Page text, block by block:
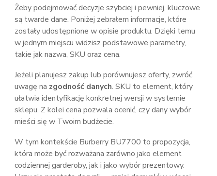
Żeby podejmować decyzje szybciej i pewniej, kluczowe
są twarde dane. Poniżej zebrałem informacje, które
zostały udostępnione w opisie produktu. Dzięki temu
w jednym miejscu widzisz podstawowe parametry,
takie jak nazwa, SKU oraz cena.
Jeżeli planujesz zakup lub porównujesz oferty, zwróć
uwagę na zgodność danych. SKU to element, który
ułatwia identyfikację konkretnej wersji w systemie
sklepu. Z kolei cena pozwala ocenić, czy dany wybór
mieści się w Twoim budżecie.
W tym kontekście Burberry BU7700 to propozycja,
która może być rozważana zarówno jako element
codziennej garderoby, jak i jako wybór prezentowy.